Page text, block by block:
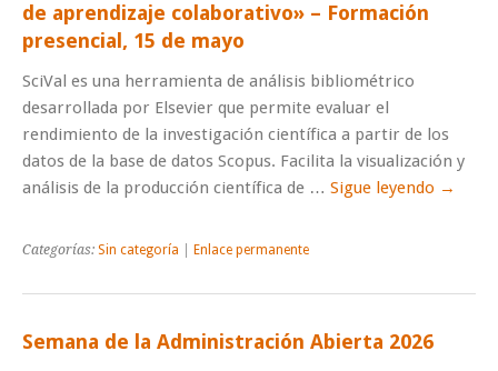
de aprendizaje colaborativo» – Formación
presencial, 15 de mayo
SciVal es una herramienta de análisis bibliométrico
desarrollada por Elsevier que permite evaluar el
rendimiento de la investigación científica a partir de los
datos de la base de datos Scopus. Facilita la visualización y
análisis de la producción científica de … Sigue leyendo →
Categorías: Sin categoría Enlace permanente
Semana de la Administración Abierta 2026